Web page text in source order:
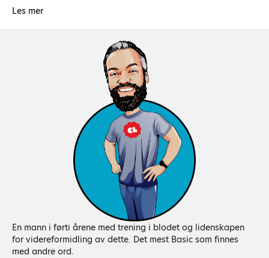
Les mer
En mann i førti årene med trening i blodet og lidenskapen
for videreformidling av dette. Det mest Basic som finnes
med andre ord.